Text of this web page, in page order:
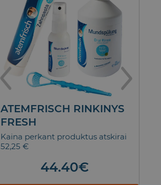
ATEMFRISCH RINKINYS
FRESH
Kaina perkant produktus atskirai
52,25 €
44.40€